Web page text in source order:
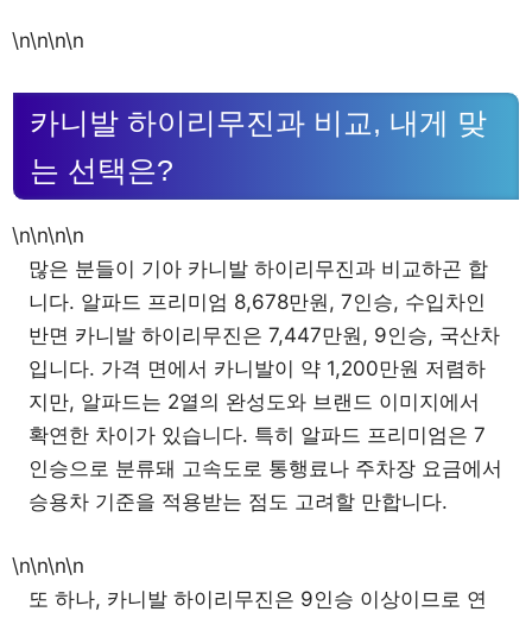
\n\n\n\n
카니발 하이리무진과 비교, 내게 맞
는 선택은?
\n\n\n\n
많은 분들이 기아 카니발 하이리무진과 비교하곤 합
니다. 알파드 프리미엄 8,678만원, 7인승, 수입차인
반면 카니발 하이리무진은 7,447만원, 9인승, 국산차
입니다. 가격 면에서 카니발이 약 1,200만원 저렴하
지만, 알파드는 2열의 완성도와 브랜드 이미지에서
확연한 차이가 있습니다. 특히 알파드 프리미엄은 7
인승으로 분류돼 고속도로 통행료나 주차장 요금에서
승용차 기준을 적용받는 점도 고려할 만합니다.
\n\n\n\n
또 하나, 카니발 하이리무진은 9인승 이상이므로 연